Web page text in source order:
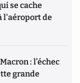
se cache
l'aéroport de
: l’échec
grande